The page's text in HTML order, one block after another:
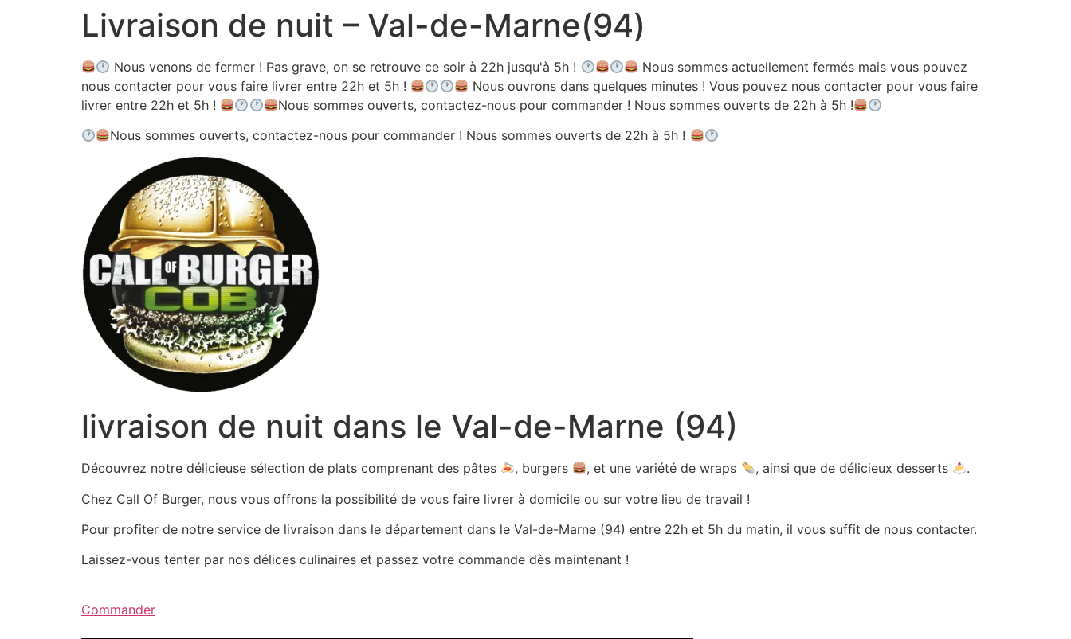
Livraison de nuit – Val-de-Marne(94)
Nous venons de fermer ! Pas grave, on se retrouve ce soir à 22h jusqu'à 5h !
Nous sommes actuellement fermés mais vous pouvez
nous contacter pour vous faire livrer entre 22h et 5h !
Nous ouvrons dans quelques minutes ! Vous pouvez nous contacter pour vous faire
livrer entre 22h et 5h !
Nous sommes ouverts, contactez-nous pour commander ! Nous sommes ouverts de 22h à 5h !
Nous sommes ouverts, contactez-nous pour commander ! Nous sommes ouverts de 22h à 5h !
livraison de nuit dans le Val-de-Marne (94)
Découvrez notre délicieuse sélection de plats comprenant des pâtes , burgers , et une variété de wraps , ainsi que de délicieux desserts
.
Chez Call Of Burger, nous vous offrons la possibilité de vous faire livrer à domicile ou sur votre lieu de travail !
Pour profiter de notre service de livraison dans le département dans le Val-de-Marne (94) entre 22h et 5h du matin, il vous suffit de nous contacter.
Laissez-vous tenter par nos délices culinaires et passez votre commande dès maintenant !
Commander